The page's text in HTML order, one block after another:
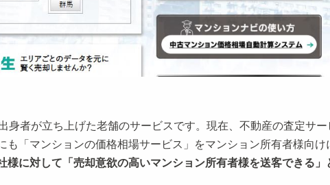
身者が立ち上げた老舗のサービスです。現在、不動産の査定サー
も「マンションの価格相場サービス」をマンション所有者様向け
様に対して「売却意欲の高いマンション所有者様を送客できる」